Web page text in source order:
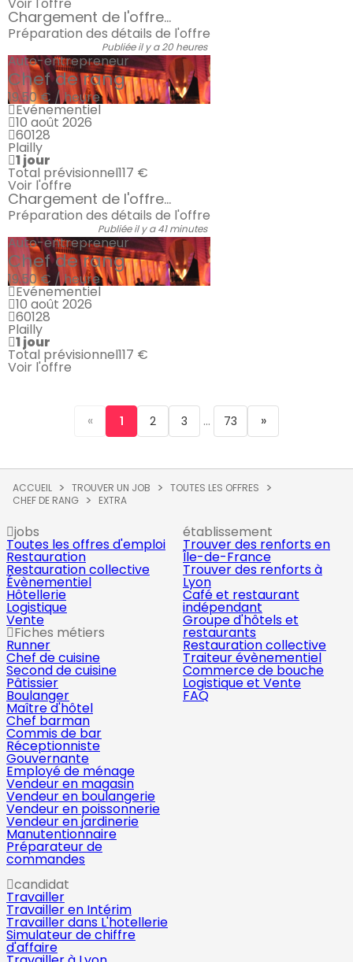
Chargement de l'offre...
Préparation des détails de l'offre
Publiée il y a 20 heures
Auto-entrepreneur
Chef de rang
19.50 € / heure
Evénementiel
10 août 2026
60128
Plailly
1 jour
Total prévisionnel117 €
Voir l'offre
Chargement de l'offre...
Préparation des détails de l'offre
Publiée il y a 41 minutes
Auto-entrepreneur
Chef de rang
19.50 € / heure
Evénementiel
10 août 2026
60128
Plailly
1 jour
Total prévisionnel117 €
Voir l'offre
« 1 2 3 ... 73 »
ACCUEIL TROUVER UN JOB
TOUTES LES OFFRES
CHEF DE RANG
EXTRA
jobs
Toutes les offres d'emploi
Restauration
Restauration collective
Évènementiel
Hôtellerie
Logistique
Vente
Fiches métiers
Runner
Chef de cuisine
Second de cuisine
Pâtissier
Boulanger
Maître d'hôtel
Chef barman
Commis de bar
Réceptionniste
Gouvernante
Employé de ménage
Vendeur en magasin
Vendeur en boulangerie
Vendeur en poissonnerie
Vendeur en jardinerie
Manutentionnaire
Préparateur de
commandes
établissement
Trouver des renforts en
Île-de-France
Trouver des renforts à
Lyon
Café et restaurant
indépendant
Groupe d'hôtels et
restaurants
Restauration collective
Traiteur évènementiel
Commerce de bouche
Logistique et Vente
FAQ
candidat
Travailler
Travailler en Intérim
Travailler dans L'hotellerie
Simulateur de chiffre
d'affaire